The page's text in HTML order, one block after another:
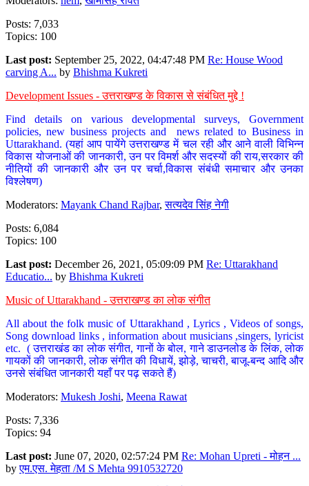
Posts: 7,033
Topics: 100
Last post: September 25, 2022, 04:47:48 PM Re: House Wood
carving A... by Bhishma Kukreti
Development Issues - उत्तराखण्ड के विकास से संबंधित मुद्दे !
Find details on various developmental surveys, Government
policies, new business projects and news related to Business in
Uttarakhand. (यहां आप पायेंगे उत्तराखण्ड में चल रही और आने वाली विभिन्न
विकास योजनाओं की जानकारी, उन पर विमर्श और सदस्यों की राय,सरकार की
नीतियों की जानकारी और उन पर चर्चा,विकास संबंधी समाचार और उनका
विश्लेषण)
Moderators: Mayank Chand Rajbar,सत्यदेव सिंह नेगी
Posts: 6,084
Topics: 100
Last post: December 26, 2021, 05:09:09 PM Re: Uttarakhand
Educatio... by Bhishma Kukreti
Music of Uttarakhand - उत्तराखण्ड का लोक संगीत
All about the folk music of Uttarakhand , Lyrics , Videos of songs,
Song download links , information about musicians ,singers, lyricist
etc. ( उत्तराखंड का लोक संगीत, गानों के बोल, गाने डाउनलोड के लिंक, लोक
गायकों की जानकारी, लोक संगीत की विधायें, झोड़े, चाचरी, बाजू-बन्द आदि और
उनसे संबंधित जानकारी यहाँ पर पढ़ सकते हैं)
Moderators: Mukesh Joshi, Meena Rawat
Posts: 7,336
Topics: 94
Last post: June 07, 2020, 02:57:24 PM Re: Mohan Upreti - मोहन ...
byएम.एस. मेहता /M S Mehta 9910532720